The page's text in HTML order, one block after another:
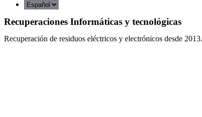
Recuperaciones Informáticas y tecnológicas
Recuperación de residuos eléctricos y electrónicos desde 2013.